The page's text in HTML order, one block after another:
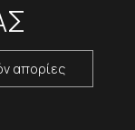
απορίες